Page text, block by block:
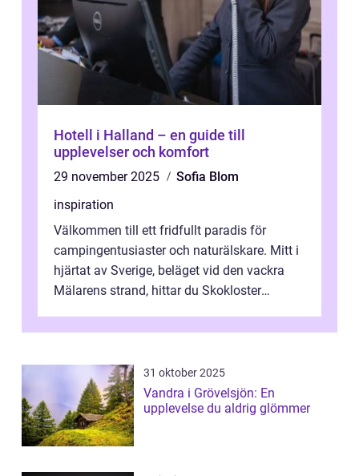
Hotell i Halland – en guide till
upplevelser och komfort
29 november 2025
Sofia Blom
inspiration
Välkommen till ett fridfullt paradis för
campingentusiaster och naturälskare. Mitt i
hjärtat av Sverige, beläget vid den vackra
Mälarens strand, hittar du Skokloster
31 oktober 2025
Vandra i Grövelsjön: En
upplevelse du aldrig glömmer